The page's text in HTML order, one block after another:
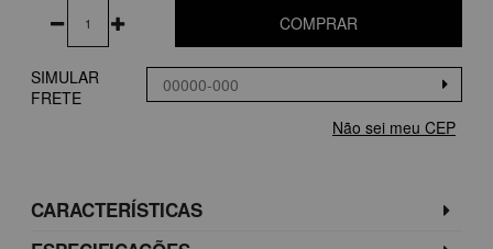
COMPRAR
SIMULAR
FRETE
Não sei meu CEP
CARACTERÍSTICAS